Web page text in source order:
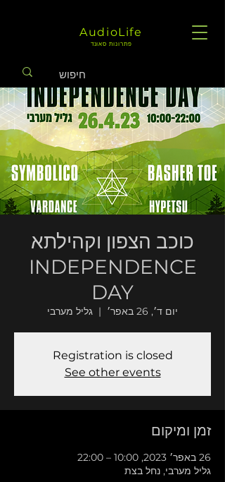
AudioLife
פתרונות סאונד
כוכב הצפון וקהילתא
INDEPENDENCE
DAY
יום ד׳, 26 באפר׳
  |
גליל מערבי
Registration is closed
See other events
זמן ומיקום
26 באפר׳ 2023, 10:00 – 22:00
גליל מערבי, נחל בצת